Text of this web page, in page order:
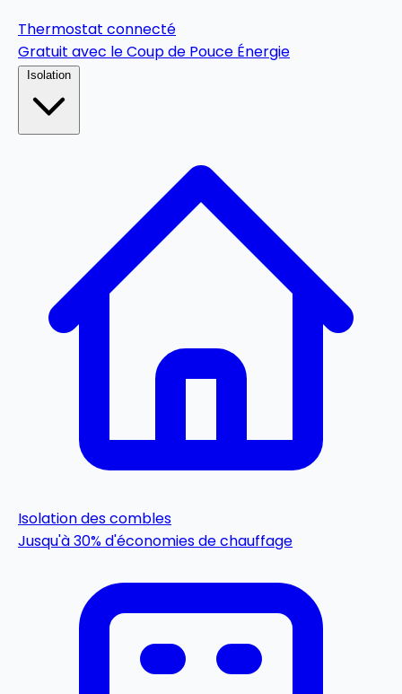
Thermostat connecté
Gratuit avec le Coup de Pouce Énergie
Isolation des combles
Jusqu'à 30% d'économies de chauffage